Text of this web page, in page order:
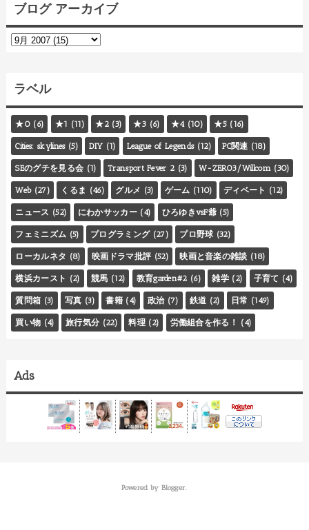
ブログ アーカイブ
ラベル
★0 (6) ★1 (11) ★2 (3) ★3 (6) ★4 (10) ★5 (16)
Cities: skylines (5) DIY (1) League of Legends (12) PC関連 (18)
SEのグチを見る会 (1) Transport Fever 2 (3) W-ZERO3/Willcom (30)
Web (27) くるま (46) グルメ (3) ゲーム (110) ディベート (12)
ニュース (52) にわかサッカー (4) ひろゆきvsF爺 (5)
フェミニズム (5) プログラミング (27) プロ野球 (32)
ローカルネタ (8) 映画ドラマ批評 (52) 映画と音楽の雑談 (18)
横浜カースト (2) 競馬 (12) 教育garden#2 (6) 雑学 (2) 子育て (4)
質問箱 (3) 写真 (3) 書籍 (4) 政治 (7) 鉄道 (2) 日常 (149)
買い物 (4) 旅行気分 (22) 料理 (2) 労働組合を作る！ (4)
Ads
Powered by Blogger.